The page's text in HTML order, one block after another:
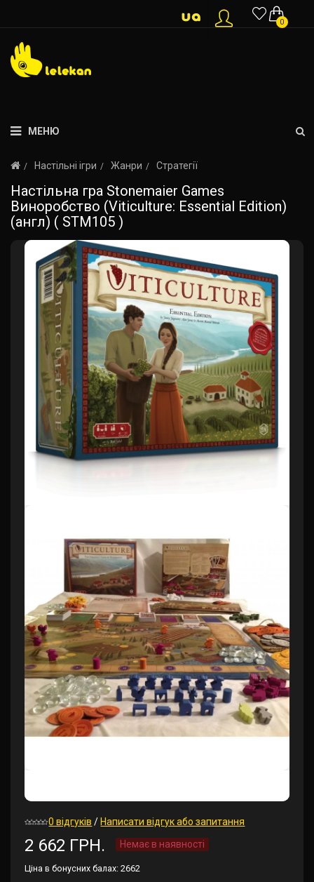
0
МЕНЮ
Настільні ігри Жанри Стратегії
Настільна гра Stonemaier Games
Виноробство (Viticulture: Essential Edition)
(англ) ( STM105 )
0 відгуків / Написати відгук або запитання
2 662 ГРН. Немає в наявності
Ціна в бонусних балах: 2662